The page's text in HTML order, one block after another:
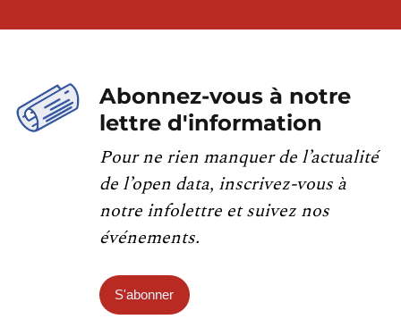
Abonnez-vous à notre
lettre d'information
Pour ne rien manquer de l’actualité
de l’open data, inscrivez-vous à
notre infolettre et suivez nos
événements.
S'abonner